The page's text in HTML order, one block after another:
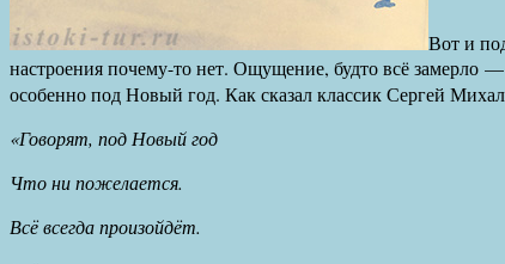
Вот и
настроения почему-то нет. Ощущение, будто всё замерло —
особенно под Новый год. Как сказал классик Сергей
«Говорят, под Новый год
Что ни пожелается.
Всё всегда произойдёт.